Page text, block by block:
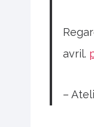
avril.
–